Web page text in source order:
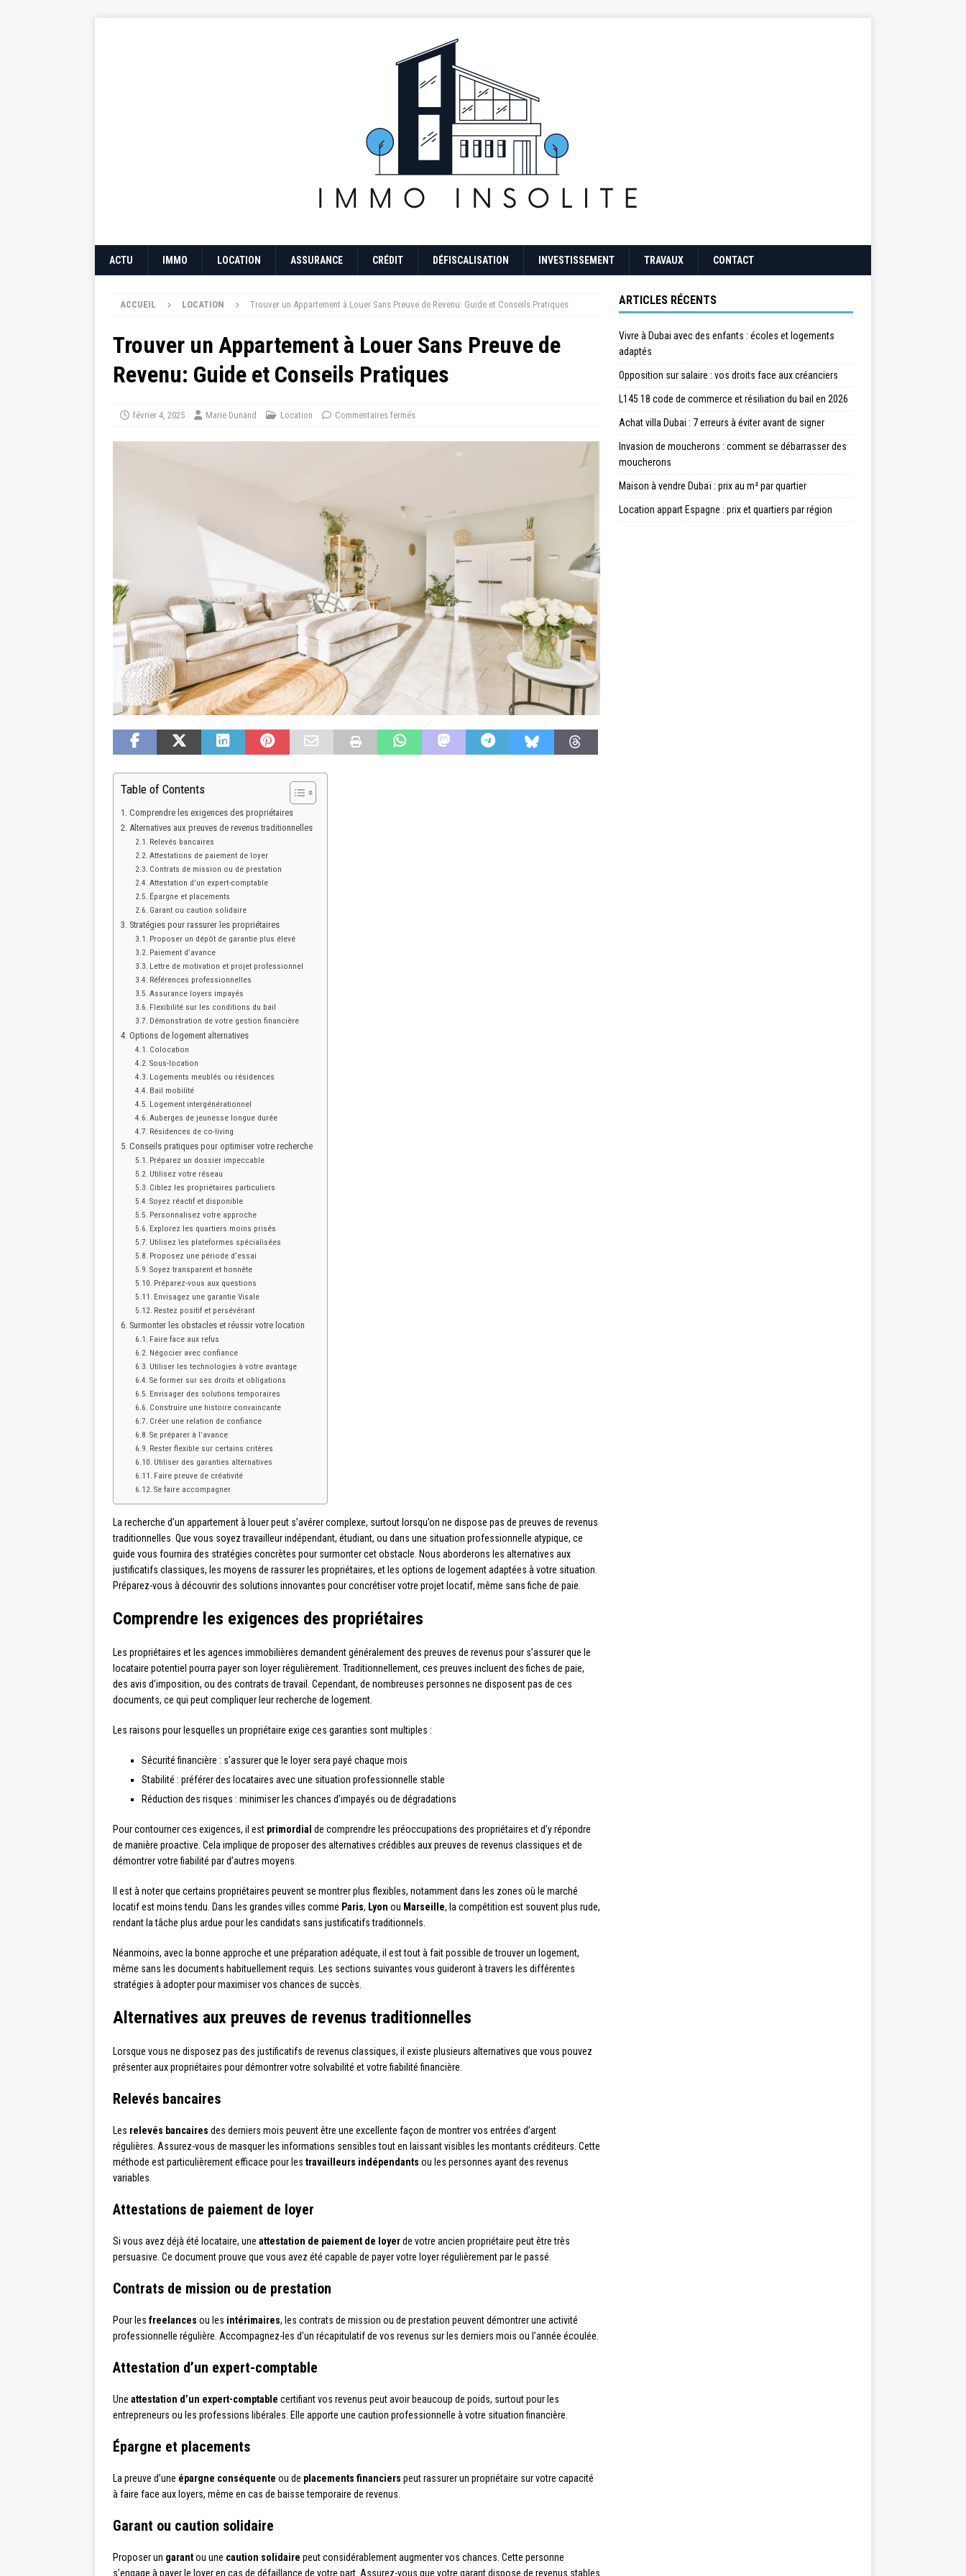
ACTU IMMO LOCATION ASSURANCE CRÉDIT DÉFISCALISATION INVESTISSEMENT TRAVAUX CONTACT
ACCUEIL LOCATION Trouver un Appartement à Louer Sans Preuve de Revenu: Guide et Conseils Pratiques
Trouver un Appartement à Louer Sans Preuve de
Revenu: Guide et Conseils Pratiques
février 4, 2025 Marie Dunand Location Commentaires fermés
Table of Contents
Comprendre les exigences des propriétaires
Alternatives aux preuves de revenus traditionnelles
Relevés bancaires
Attestations de paiement de loyer
Contrats de mission ou de prestation
Attestation d’un expert-comptable
Épargne et placements
Garant ou caution solidaire
Stratégies pour rassurer les propriétaires
Proposer un dépôt de garantie plus élevé
Paiement d’avance
Lettre de motivation et projet professionnel
Références professionnelles
Assurance loyers impayés
Flexibilité sur les conditions du bail
Démonstration de votre gestion financière
Options de logement alternatives
Colocation
Sous-location
Logements meublés ou résidences
Bail mobilité
Logement intergénérationnel
Auberges de jeunesse longue durée
Résidences de co-living
Conseils pratiques pour optimiser votre recherche
Préparez un dossier impeccable
Utilisez votre réseau
Ciblez les propriétaires particuliers
Soyez réactif et disponible
Personnalisez votre approche
Explorez les quartiers moins prisés
Utilisez les plateformes spécialisées
Proposez une période d’essai
Soyez transparent et honnête
Préparez-vous aux questions
Envisagez une garantie Visale
Restez positif et persévérant
Surmonter les obstacles et réussir votre location
Faire face aux refus
Négocier avec confiance
Utiliser les technologies à votre avantage
Se former sur ses droits et obligations
Envisager des solutions temporaires
Construire une histoire convaincante
Créer une relation de confiance
Se préparer à l’avance
Rester flexible sur certains critères
Utiliser des garanties alternatives
Faire preuve de créativité
Se faire accompagner
La recherche d’un appartement à louer peut s’avérer complexe, surtout lorsqu’on ne dispose pas de preuves de revenus
traditionnelles. Que vous soyez travailleur indépendant, étudiant, ou dans une situation professionnelle atypique, ce
guide vous fournira des stratégies concrètes pour surmonter cet obstacle. Nous aborderons les alternatives aux
justificatifs classiques, les moyens de rassurer les propriétaires, et les options de logement adaptées à votre situation.
Préparez-vous à découvrir des solutions innovantes pour concrétiser votre projet locatif, même sans fiche de paie.
Comprendre les exigences des propriétaires
Les propriétaires et les agences immobilières demandent généralement des preuves de revenus pour s’assurer que le
locataire potentiel pourra payer son loyer régulièrement. Traditionnellement, ces preuves incluent des fiches de paie,
des avis d’imposition, ou des contrats de travail. Cependant, de nombreuses personnes ne disposent pas de ces
documents, ce qui peut compliquer leur recherche de logement.
Les raisons pour lesquelles un propriétaire exige ces garanties sont multiples :
Sécurité financière : s’assurer que le loyer sera payé chaque mois
Stabilité : préférer des locataires avec une situation professionnelle stable
Réduction des risques : minimiser les chances d’impayés ou de dégradations
Pour contourner ces exigences, il est primordial de comprendre les préoccupations des propriétaires et d’y répondre
de manière proactive. Cela implique de proposer des alternatives crédibles aux preuves de revenus classiques et de
démontrer votre fiabilité par d’autres moyens.
Il est à noter que certains propriétaires peuvent se montrer plus flexibles, notamment dans les zones où le marché
locatif est moins tendu. Dans les grandes villes comme Paris, Lyon ou Marseille, la compétition est souvent plus rude,
rendant la tâche plus ardue pour les candidats sans justificatifs traditionnels.
Néanmoins, avec la bonne approche et une préparation adéquate, il est tout à fait possible de trouver un logement,
même sans les documents habituellement requis. Les sections suivantes vous guideront à travers les différentes
stratégies à adopter pour maximiser vos chances de succès.
Alternatives aux preuves de revenus traditionnelles
Lorsque vous ne disposez pas des justificatifs de revenus classiques, il existe plusieurs alternatives que vous pouvez
présenter aux propriétaires pour démontrer votre solvabilité et votre fiabilité financière.
Relevés bancaires
Les relevés bancaires des derniers mois peuvent être une excellente façon de montrer vos entrées d’argent
régulières. Assurez-vous de masquer les informations sensibles tout en laissant visibles les montants créditeurs. Cette
méthode est particulièrement efficace pour les travailleurs indépendants ou les personnes ayant des revenus
variables.
Attestations de paiement de loyer
Si vous avez déjà été locataire, une attestation de paiement de loyerde votre ancien propriétaire peut être très
persuasive. Ce document prouve que vous avez été capable de payer votre loyer régulièrement par le passé.
Contrats de mission ou de prestation
Pour les freelances ou les intérimaires, les contrats de mission ou de prestation peuvent démontrer une activité
professionnelle régulière. Accompagnez-les d’un récapitulatif de vos revenus sur les derniers mois ou l’année écoulée.
Attestation d’un expert-comptable
Une attestation d’un expert-comptable certifiant vos revenus peut avoir beaucoup de poids, surtout pour les
entrepreneurs ou les professions libérales. Elle apporte une caution professionnelle à votre situation financière.
Épargne et placements
La preuve d’une épargne conséquente ou de placements financiers peut rassurer un propriétaire sur votre capacité
à faire face aux loyers, même en cas de baisse temporaire de revenus.
Garant ou caution solidaire
Proposer un garantou une caution solidaire peut considérablement augmenter vos chances. Cette personne
s’engage à payer le loyer en cas de défaillance de votre part. Assurez-vous que votre garant dispose de revenus stables
ARTICLES RÉCENTS
Vivre à Dubai avec des enfants : écoles et logements
adaptés
Opposition sur salaire : vos droits face aux créanciers
L145 18 code de commerce et résiliation du bail en 2026
Achat villa Dubai : 7 erreurs à éviter avant de signer
Invasion de moucherons : comment se débarrasser des
moucherons
Maison à vendre Dubaï : prix au m² par quartier
Location appart Espagne : prix et quartiers par région